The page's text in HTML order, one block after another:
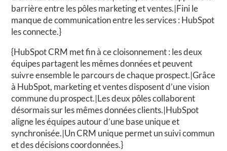
barrière entre les pôles marketing et ventes.|Fini le
manque de communication entre les services : HubSpot
les connecte.}
{HubSpot CRM met fin à ce cloisonnement : les deux
équipes partagent les mêmes données et peuvent
suivre ensemble le parcours de chaque prospect.|Grâce
à HubSpot, marketing et ventes disposent d’une vision
commune du prospect.|Les deux pôles collaborent
désormais sur les mêmes données clients.|HubSpot
aligne les équipes autour d’une base unique et
synchronisée.|Un CRM unique permet un suivi commun
et des décisions coordonnées.}